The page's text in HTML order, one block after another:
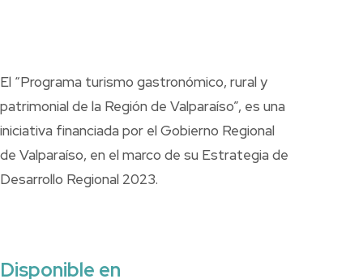
El “Programa turismo gastronómico, rural y
patrimonial de la Región de Valparaíso”, es una
iniciativa financiada por el Gobierno Regional
de Valparaíso, en el marco de su Estrategia de
Desarrollo Regional 2023.
Disponible en